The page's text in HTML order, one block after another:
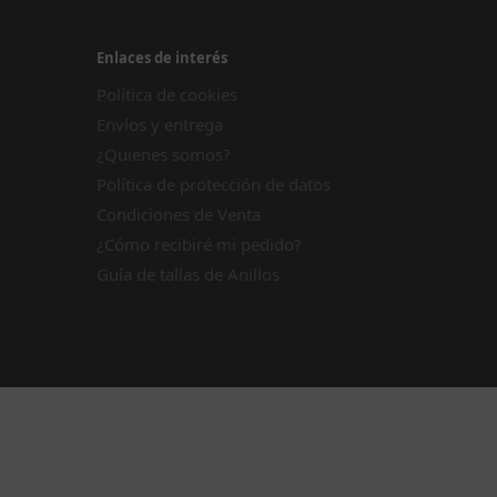
Enlaces de interés